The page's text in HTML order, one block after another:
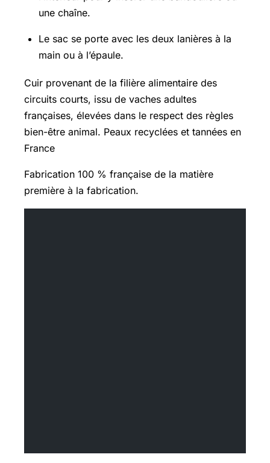
une chaîne.
Le sac se porte avec les deux lanières à la
main ou à l’épaule.
Cuir provenant de la filière alimentaire des
circuits courts, issu de vaches adultes
françaises, élevées dans le respect des règles
bien-être animal. Peaux recyclées et tannées en
France
Fabrication 100 % française de la matière
première à la fabrication.